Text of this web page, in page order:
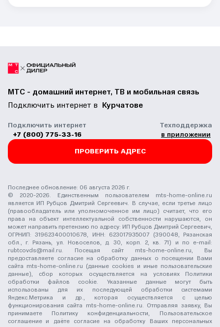
МТС - домашний интернет, ТВ и мобильная связь
Подключить интернет в Курчатове
Подключить интернет
+7 (800) 775-33-16
Техподдержка
в приложении
ПРОВЕРИТЬ АДРЕС
Последнее обновление: 06 августа 2026 г.
© 2020-2026. Единственным пользователем mts-home-online.ru
является ИП Рубцов Дмитрий Сергеевич. В случае, если третье лицо
(правообладатель или уполномоченное им лицо) считает, что его
права на объект интеллектуальной собственности нарушаются, он
может направить претензию по адресу: ИП Рубцов Дмитрий Сергеевич,
ОГРНИП: 319623400010678, ИНН: 623017935007 (390048, Рязанская
обл., г. Рязань, ул. Новоселов, д. 30, корп. 2, кв. 71) и по e-mail:
rubtcovds@mail.ru. Посещая сайт mts-home-online.ru, Вы
предоставляете согласие на обработку данных о посещении Вами
сайта mts-home-online.ru (данные cookies и иные пользовательские
данные), сбор которых осуществляется на условиях Политики
обработки файлов cookie. Указанные данные могут быть
использованы для их последующей обработки системами
Яндекс.Метрика и др., которая осуществляется с целью
функционирования сайта mts-home-online.ru. Отправляя заявку, Вы
принимаете Политику конфиденциальности, Пользовательское
соглашение и даёте согласие на обработку Ваших персональных